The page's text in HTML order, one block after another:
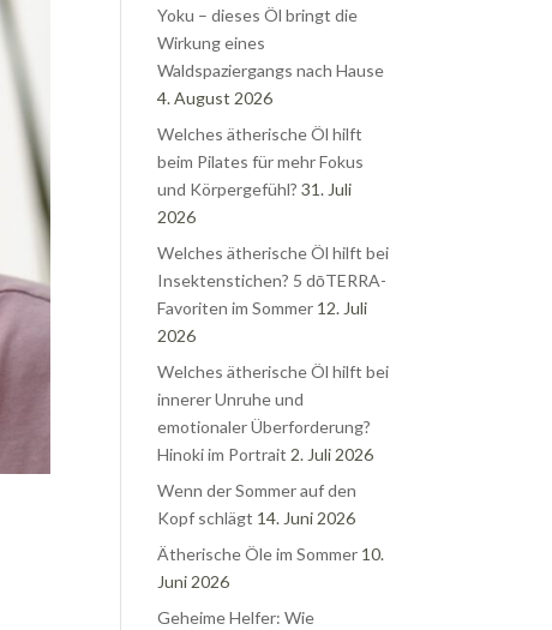
Yoku – dieses Öl bringt die
Wirkung eines
Waldspaziergangs nach Hause
4. August 2026
Welches ätherische Öl hilft
beim Pilates für mehr Fokus
und Körpergefühl? 31. Juli
2026
Welches ätherische Öl hilft bei
Insektenstichen? 5 dōTERRA-
Favoriten im Sommer 12. Juli
2026
Welches ätherische Öl hilft bei
innerer Unruhe und
emotionaler Überforderung?
Hinoki im Portrait 2. Juli 2026
Wenn der Sommer auf den
Kopf schlägt 14. Juni 2026
Ätherische Öle im Sommer 10.
Juni 2026
Geheime Helfer: Wie